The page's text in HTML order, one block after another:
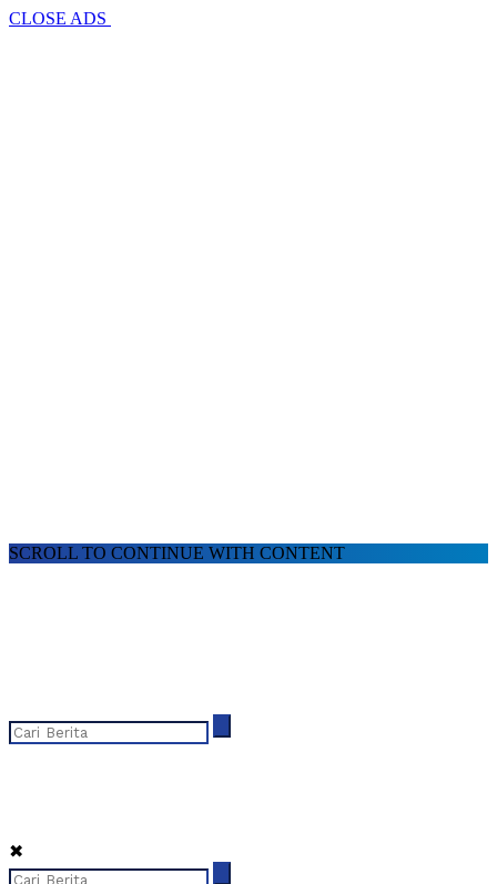
CLOSE ADS
SCROLL TO CONTINUE WITH CONTENT
✖